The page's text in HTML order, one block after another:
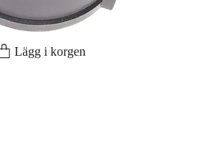
Lägg i korgen